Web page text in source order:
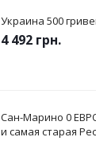
Украина 500
4 492 грн.
Сан-Марино 0
и самая старая